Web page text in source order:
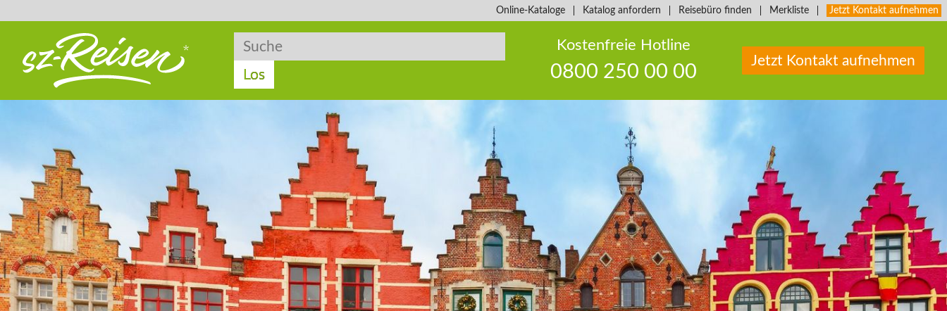
Online-Kataloge Katalog anfordern Reisebüro finden Merkliste Jetzt Kontakt aufnehmen
Suche
Suche
Los
Kostenfreie Hotline
0800 250 00 00
Jetzt Kontakt aufnehmen